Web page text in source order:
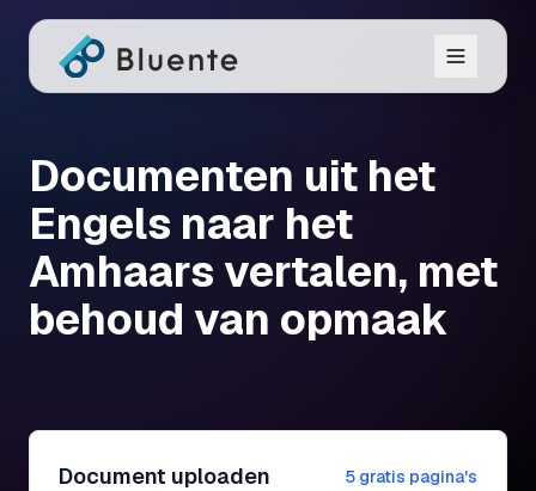
Documenten uit het
Engels naar het
Amhaars vertalen, met
behoud van opmaak
Document uploaden 5 gratis pagina's